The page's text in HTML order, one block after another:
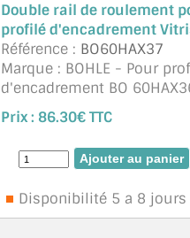
Double rail de roulement
profilé d'encadrement
Référence : BO60HAX37
Marque : BOHLE - Pour
d'encadrement BO
Unité de vente 5 m
Prix : 86.30€ TTC
Disponibilité 5 a 8 jours